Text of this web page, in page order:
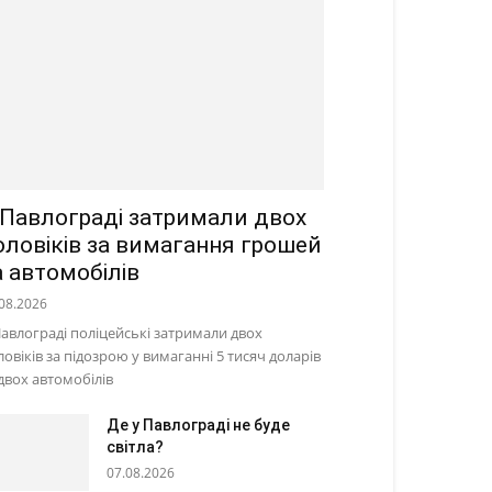
затримали двох
за вимагання грошей
автомобілів
поліцейські затримали двох
за підозрою у вимаганні 5 тисяч доларів
автомобілів
Де у Павлограді не буде
світла?
07.08.2026